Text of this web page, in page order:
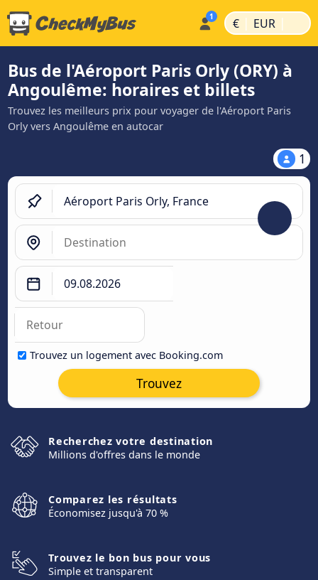
€ | EUR |
Bus de l'Aéroport Paris Orly (ORY) à
Angoulême: horaires et billets
Trouvez les meilleurs prix pour voyager de l'Aéroport Paris
Orly vers Angoulême en autocar
1
Trouvez un logement avec Booking.com
Trouvez
Recherchez votre destination
Millions d'offres dans le monde
Comparez les résultats
Économisez jusqu'à 70 %
Trouvez le bon bus pour vous
Simple et transparent